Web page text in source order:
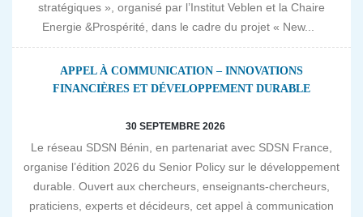
stratégiques », organisé par l’Institut Veblen et la Chaire
Energie &Prospérité, dans le cadre du projet « New...
APPEL À COMMUNICATION – INNOVATIONS
FINANCIÈRES ET DÉVELOPPEMENT DURABLE
30 SEPTEMBRE 2026
Le réseau SDSN Bénin, en partenariat avec SDSN France,
organise l’édition 2026 du Senior Policy sur le développement
durable. Ouvert aux chercheurs, enseignants-chercheurs,
praticiens, experts et décideurs, cet appel à communication